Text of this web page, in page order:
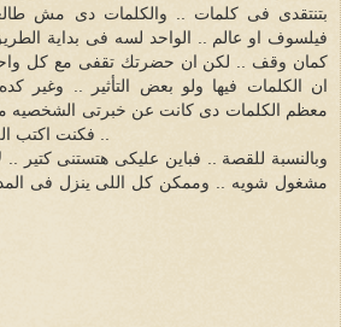
بتنتقدى فى كلمات .. والكلمات دى مش
فيلسوف او عالم .. الواحد لسه فى بداية
كمان وقف .. لكن ان حضرتك تقفى مع كل
ان الكلمات فيها ولو بعض التأثير .. وغير
معظم الكلمات دى كانت عن خبرتى الشخصيه
وبالنسبة للقصة .. فباين عليكى هتستنى كتير ..
مشغول شويه .. وممكن كل اللى ينزل فى